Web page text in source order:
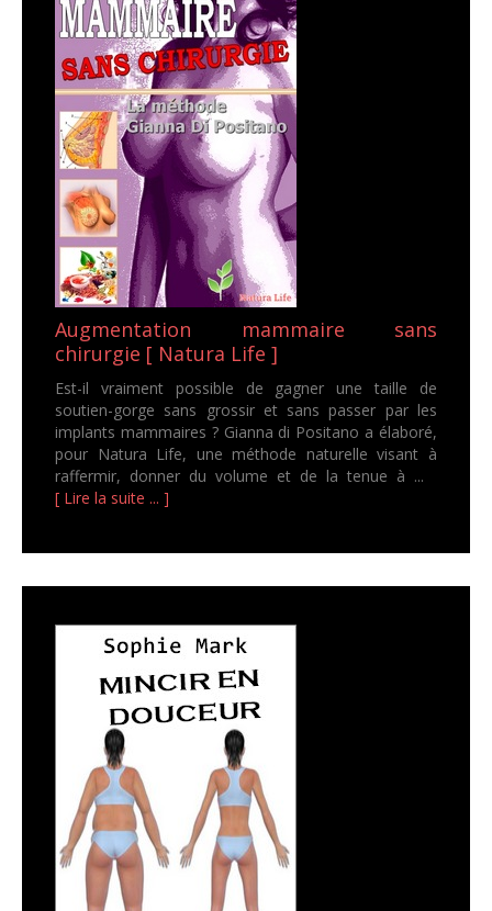
Augmentation mammaire sans
chirurgie [ Natura Life ]
Est-il vraiment possible de gagner une taille de
soutien-gorge sans grossir et sans passer par les
implants mammaires ? Gianna di Positano a élaboré,
pour Natura Life, une méthode naturelle visant à
raffermir, donner du volume et de la tenue à ...
[ Lire la suite ... ]